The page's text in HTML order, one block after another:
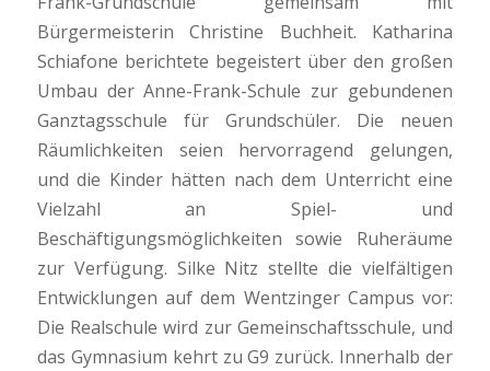
Bürgermeisterin Christine Buchheit. Katharina
Schiafone berichtete begeistert über den großen
Umbau der Anne-Frank-Schule zur gebundenen
Ganztagsschule für Grundschüler. Die neuen
Räumlichkeiten seien hervorragend gelungen,
und die Kinder hätten nach dem Unterricht eine
Vielzahl an Spiel- und
Beschäftigungsmöglichkeiten sowie Ruheräume
zur Verfügung. Silke Nitz stellte die vielfältigen
Entwicklungen auf dem Wentzinger Campus vor:
Die Realschule wird zur Gemeinschaftsschule, und
das Gymnasium kehrt zu G9 zurück. Innerhalb der